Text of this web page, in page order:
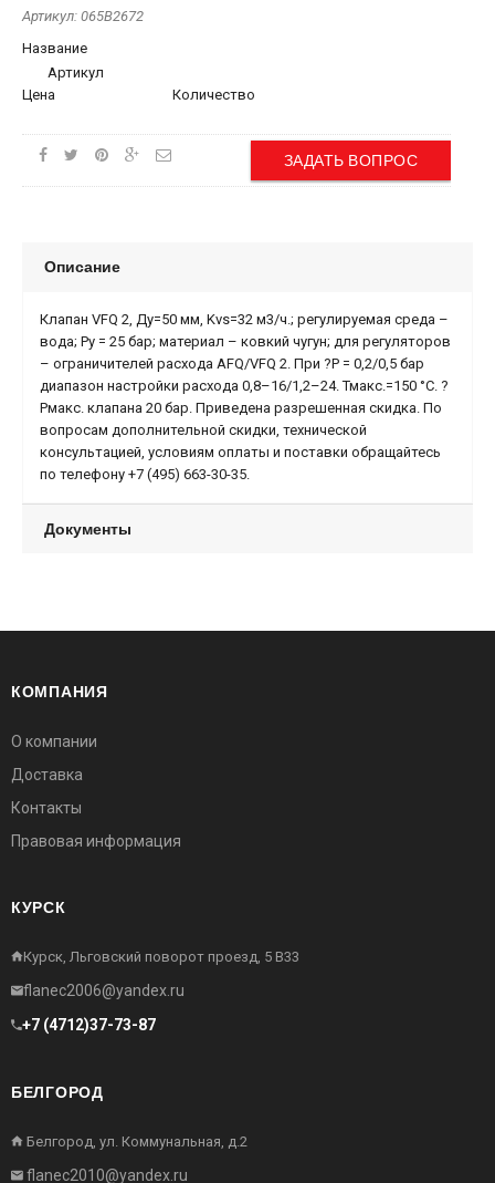
Артикул: 065B2672
Название
Артикул
Цена
Количество
ЗАДАТЬ ВОПРОС
Описание
Клапан VFQ 2, Ду=50 мм, Kvs=32 м3/ч.; регулируемая среда –
вода; Ру = 25 бар; материал – ковкий чугун; для регуляторов
– ограничителей расхода AFQ/VFQ 2. При ?P = 0,2/0,5 бар
диапазон настройки расхода 0,8–16/1,2–24. Тмакс.=150 °С. ?
Pмакс. клапана 20 бар. Приведена разрешенная скидка. По
вопросам дополнительной скидки, технической
консультацией, условиям оплаты и поставки обращайтесь
по телефону +7 (495) 663-30-35.
Документы
КОМПАНИЯ
О компании
Доставка
Контакты
Правовая информация
КУРСК
Курск, Льговский поворот проезд, 5 В33
flanec2006@yandex.ru
+7 (4712)37-73-87
БЕЛГОРОД
Белгород, ул. Коммунальная, д.2
flanec2010@yandex.ru